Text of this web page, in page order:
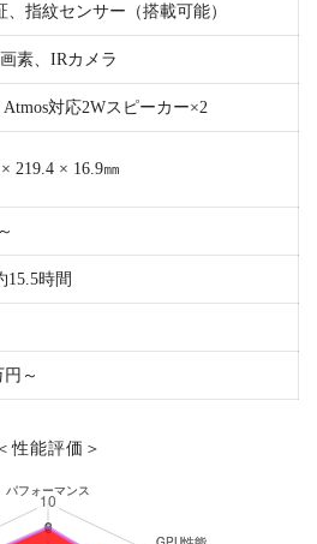
、指紋センサー（搭載可能）
素、IRカメラ
Atmos対応2Wスピーカー×2
219.4 × 16.9㎜
15.5時間
円～
性能評価＞